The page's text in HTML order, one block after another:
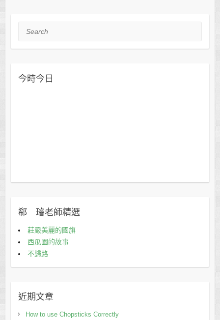
Search
今時今日
郗 璿老師精選
莊嚴美麗的國旗
西瓜園的故事
不歸路
近期文章
How to use Chopsticks Correctly